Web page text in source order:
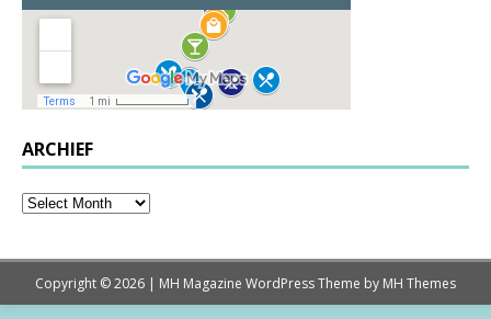
ARCHIEF
Copyright © 2026 | MH Magazine WordPress Theme by MH Themes